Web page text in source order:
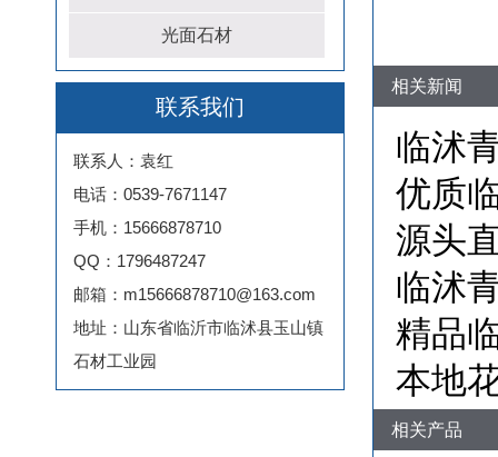
光面石材
联系我们
联系人：袁红
电话：0539-7671147
手机：15666878710
QQ：1796487247
邮箱：m15666878710@163.com
地址：山东省临沂市临沭县玉山镇
石材工业园
相关新闻
临沭
优质
源头
临沭
精品
本地
相关产品